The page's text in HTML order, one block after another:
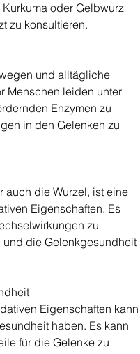
oder Gelbwurz
zu konsultieren.
und alltägliche
Menschen leiden unter
Enzymen zu
in den Gelenken zu
auch die Wurzel, ist eine
Eigenschaften. Es
zu
die Gelenkgesundheit
Eigenschaften kann
haben. Es kann
für die Gelenke zu